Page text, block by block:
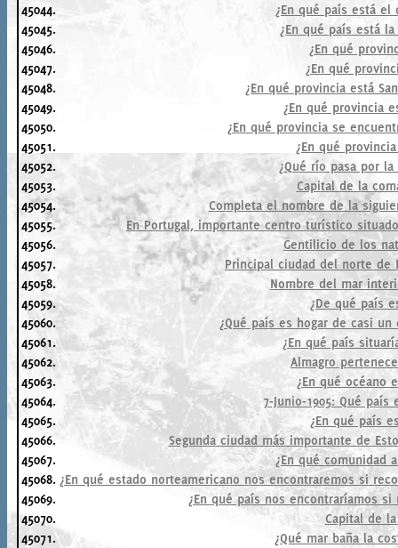
45044.
¿En qué país está el
45045.
¿En qué país está
45046.
¿En qué
45047.
¿En qué
45048.
¿En qué provincia está
45049.
¿En qué provincia
45050.
¿En qué provincia se
45051.
¿En qué
45052.
¿Qué río pasa por
45053.
Capital de la
45054.
Completa el nombre de la
45055.
En Portugal, importante centro turístico
45056.
Gentilicio de los
45057.
Principal ciudad del norte de
45058.
Nombre del mar
45059.
¿De qué país
45060.
¿Qué país es hogar de casi
45061.
¿En qué país
45062.
Almagro
45063.
¿En qué océano
45064.
7-Junio-1905: Qué
45065.
¿En qué país
45066.
Segunda ciudad más importante de
45067.
¿En qué comunidad
45068. ¿En qué estado norteamericano nos encontraremos si
45069.
¿En qué país nos encontraríamos
45070.
Capital de
45071.
¿Qué mar baña la